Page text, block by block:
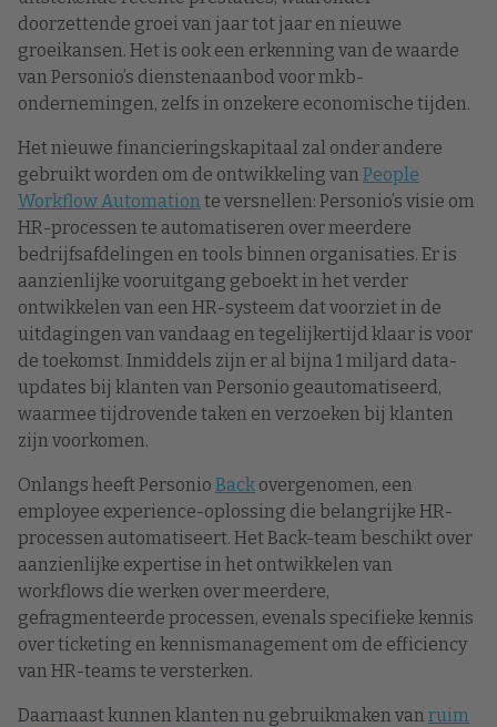
doorzettende groei van jaar tot jaar en nieuwe
groeikansen. Het is ook een erkenning van de waarde
van Personio’s dienstenaanbod voor mkb-
ondernemingen, zelfs in onzekere economische tijden.
Het nieuwe financieringskapitaal zal onder andere
gebruikt worden om de ontwikkeling van People
Workflow Automation te versnellen: Personio’s visie om
HR-processen te automatiseren over meerdere
bedrijfsafdelingen en tools binnen organisaties. Er is
aanzienlijke vooruitgang geboekt in het verder
ontwikkelen van een HR-systeem dat voorziet in de
uitdagingen van vandaag en tegelijkertijd klaar is voor
de toekomst. Inmiddels zijn er al bijna 1 miljard data-
updates bij klanten van Personio geautomatiseerd,
waarmee tijdrovende taken en verzoeken bij klanten
zijn voorkomen.
Onlangs heeft Personio Back overgenomen, een
employee experience-oplossing die belangrijke HR-
processen automatiseert. Het Back-team beschikt over
aanzienlijke expertise in het ontwikkelen van
workflows die werken over meerdere,
gefragmenteerde processen, evenals specifieke kennis
over ticketing en kennismanagement om de efficiency
van HR-teams te versterken.
Daarnaast kunnen klanten nu gebruikmaken van ruim